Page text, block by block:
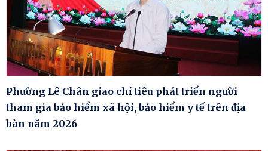
Phường Lê Chân giao chỉ tiêu phát triển người
tham gia bảo hiểm xã hội, bảo hiểm y tế trên địa
bàn năm 2026